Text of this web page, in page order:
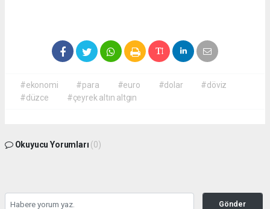
#ekonomi #para #euro #dolar
#döviz
#düzce
#çeyrek altın altgın
Okuyucu Yorumları (0)
Gönder